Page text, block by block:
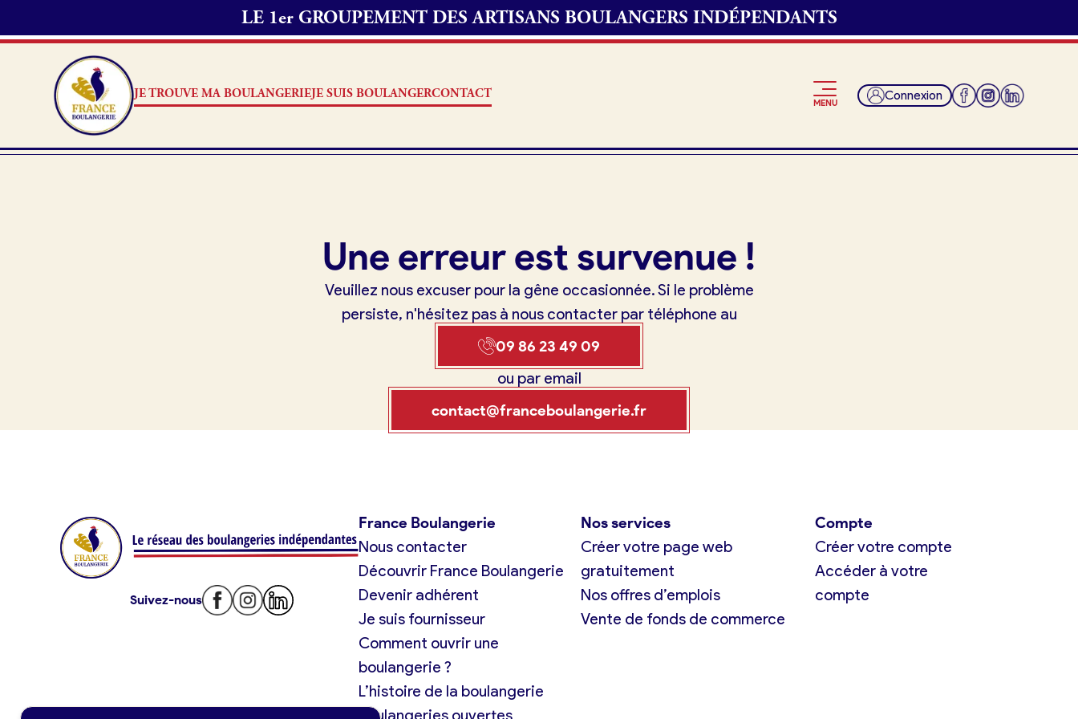
LE 1er GROUPEMENT DES ARTISANS BOULANGERS INDÉPENDANTS
JE TROUVE MA BOULANGERIEJE SUIS BOULANGERCONTACT
MENU Connexion
Je trouve ma boulangerie
Offres d’emploi
Je suis fournisseur
Je découvre France Boulangerie
Pourquoi adhérer à France Boulangerie
Je référence ma boulangerie
Fonds de commerce
Actualités
Je crée mon compte Connexion
Une erreur est survenue !
Veuillez nous excuser pour la gêne occasionnée. Si le problème
persiste, n'hésitez pas à nous contacter par téléphone au
09 86 23 49 09
Oui, appeler Non, annuler
ou par email
contact@franceboulangerie.fr
Suivez-nous
France Boulangerie
Nous contacter
Découvrir France Boulangerie
Devenir adhérent
Je suis fournisseur
Comment ouvrir une
boulangerie ?
L’histoire de la boulangerie
Boulangeries ouvertes
Nos services
Créer votre page web
gratuitement
Nos offres d’emplois
Vente de fonds de commerce
Compte
Créer votre compte
Accéder à votre
compte